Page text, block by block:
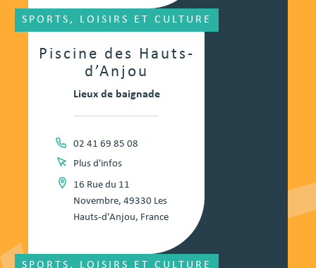
Piscine des Hauts-
d’Anjou
SPORTS, LOISIRS ET CULTURE
Lieux de baignade
02 41 69 85 08
Plus d'infos
16 Rue du 11
Novembre, 49330 Les
Hauts-d'Anjou, France
SPORTS, LOISIRS ET CULTURE